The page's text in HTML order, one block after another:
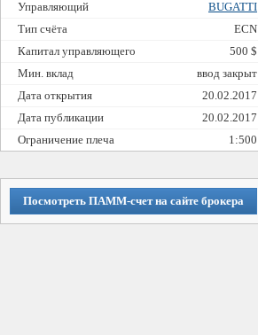
Управляющий
BUGATTI
Тип счёта
ECN
Капитал управляющего
500 $
Мин. вклад
ввод закрыт
Дата открытия
20.02.2017
Дата публикации
20.02.2017
Ограничение плеча
1:500
Посмотреть ПАММ-счет на сайте брокера